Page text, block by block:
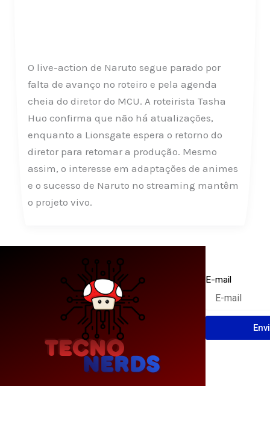
O live-action de Naruto segue parado por
falta de avanço no roteiro e pela agenda
cheia do diretor do MCU. A roteirista Tasha
Huo confirma que não há atualizações,
enquanto a Lionsgate espera o retorno do
diretor para retomar a produção. Mesmo
assim, o interesse em adaptações de animes
e o sucesso de Naruto no streaming mantêm
o projeto vivo.
E-mail